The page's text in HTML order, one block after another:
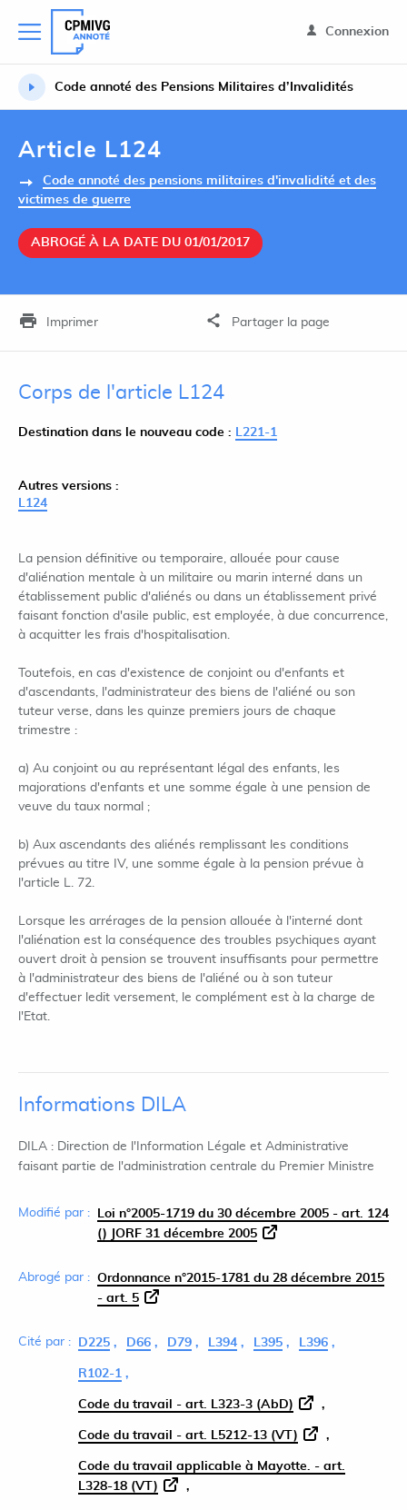
Connexion
Code annoté des Pensions Militaires d’Invalidités
Article L124
Code annoté des pensions militaires d'invalidité et des
victimes de guerre
ABROGÉ À LA DATE DU 01/01/2017
Imprimer Partager la page
Corps de l'article L124
Destination dans le nouveau code : L221-1
Autres versions :
L124
La pension définitive ou temporaire, allouée pour cause
d'aliénation mentale à un militaire ou marin interné dans un
établissement public d'aliénés ou dans un établissement privé
faisant fonction d'asile public, est employée, à due concurrence,
à acquitter les frais d'hospitalisation.
Toutefois, en cas d'existence de conjoint ou d'enfants et
d'ascendants, l'administrateur des biens de l'aliéné ou son
tuteur verse, dans les quinze premiers jours de chaque
trimestre :
a) Au conjoint ou au représentant légal des enfants, les
majorations d'enfants et une somme égale à une pension de
veuve du taux normal ;
b) Aux ascendants des aliénés remplissant les conditions
prévues au titre IV, une somme égale à la pension prévue à
l'article L. 72.
Lorsque les arrérages de la pension allouée à l'interné dont
l'aliénation est la conséquence des troubles psychiques ayant
ouvert droit à pension se trouvent insuffisants pour permettre
à l'administrateur des biens de l'aliéné ou à son tuteur
d'effectuer ledit versement, le complément est à la charge de
l'Etat.
Informations DILA
DILA : Direction de l'Information Légale et Administrative
faisant partie de l'administration centrale du Premier Ministre
Modifié par :
Loi n°2005-1719 du 30 décembre 2005 - art. 124
() JORF 31 décembre 2005
Abrogé par : Ordonnance n°2015-1781 du 28 décembre 2015
- art. 5
Cité par : D225 D66 D79 L394 L395 L396
R102-1
Code du travail - art. L323-3 (AbD)
Code du travail - art. L5212-13 (VT)
Code du travail applicable à Mayotte. - art.
L328-18 (VT)